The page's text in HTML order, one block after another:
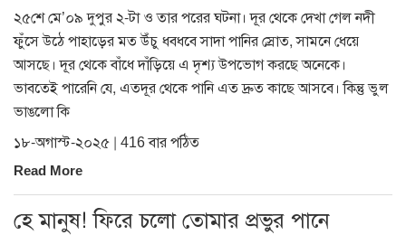
২৫শে মে’০৯ দুপুর ২-টা ও তার পরের ঘটনা। দূর থেকে দেখা গেল নদী
ফুঁসে উঠে পাহাড়ের মত উঁচু ধবধবে সাদা পানির স্রোত, সামনে ধেয়ে
আসছে। দূর থেকে বাঁধে দাঁড়িয়ে এ দৃশ্য উপভোগ করছে অনেকে।
ভাবতেই পারেনি যে, এতদূর থেকে পানি এত দ্রুত কাছে আসবে। কিন্তু ভুল
ভাঙলো কি
১৮-অগাস্ট-২০২৫ | 416 বার পঠিত
Read More
হে মানুষ! ফিরে চলো তোমার প্রভুর পানে